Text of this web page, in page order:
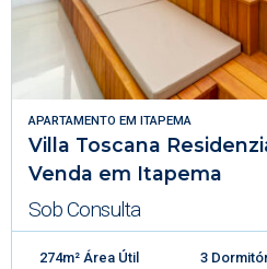
APARTAMENTO EM ITAPEMA
Villa Toscana
Venda em Itapema
Sob Consulta
274m² Área Útil 3